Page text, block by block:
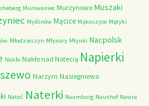
Murowaniec Murzynowo Muszaki
Myślinów Mącice Mąkoszyce Mątyki
Młodzieszyn Młynary Młynki Nacpolsk
Nakło Nakło nad Notecią Napierki
Narzym Nasiegniewo
Natać Naterki Naumburg Naunhof Nawra